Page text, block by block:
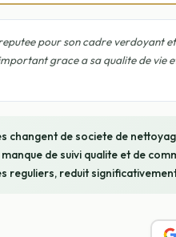
pour son cadre verdoyant
grace a sa qualite de vie
changent de societe de
de suivi qualite et de
reguliers, reduit